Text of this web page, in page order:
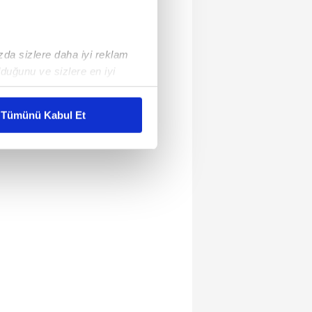
sizlere daha iyi reklam
ve sizlere en iyi
karşılamak
kullanılmaktadır. Bu
sunulması
ve sizlere yönelik
detaylı bilgi için Ayarlar
ve sitemizde ilgili
Tümünü Kabul Et